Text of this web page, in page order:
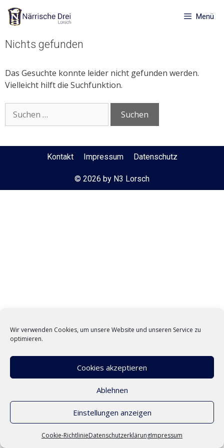
Wir verwenden Cookies, um unsere Website und unseren Service zu
optimieren.
Cookies akzeptieren
Ablehnen
Einstellungen anzeigen
Cookie-RichtlinieDatenschutzerklärungImpressum
Zum
Inhalt
springen
Menü
Nichts gefunden
Das Gesuchte konnte leider nicht gefunden werden.
Vielleicht hilft die Suchfunktion.
nach:
Kontakt Impressum Datenschutz
© 2026 by N3 Lorsch